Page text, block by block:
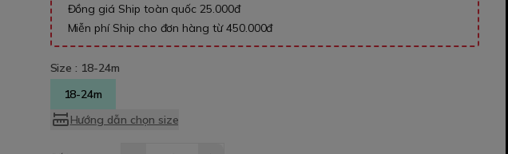
Đồng giá Ship toàn quốc 25.000đ
Miễn phí Ship cho đơn hàng từ 450.000đ
Size : 18-24m
18-24m
Hướng dẫn chọn size